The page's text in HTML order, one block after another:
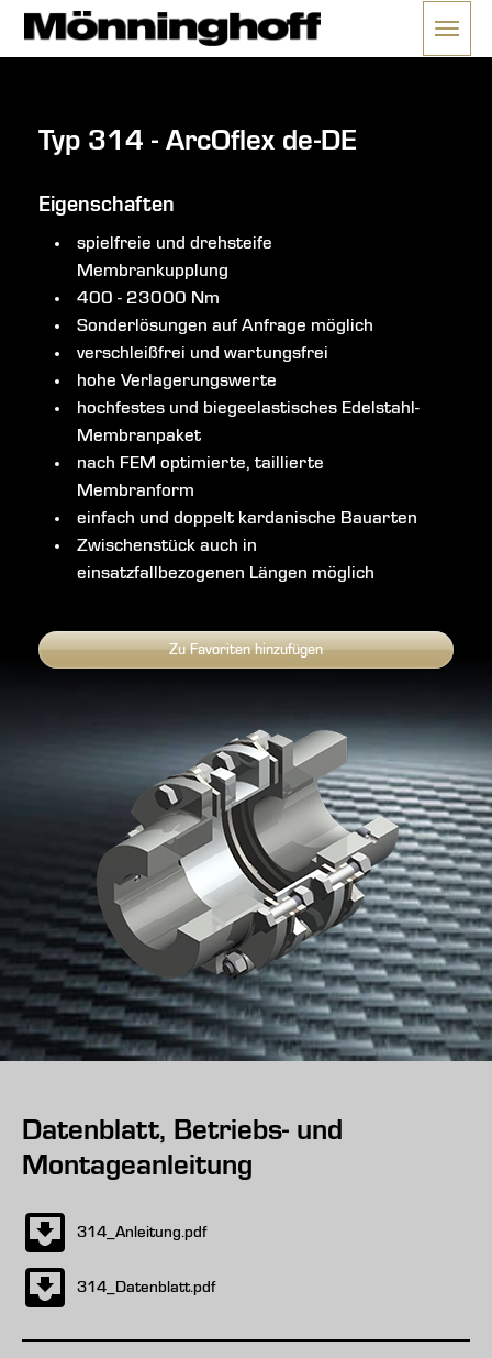
Menü
Typ 314 - ArcOflex de-DE
Eigenschaften
spielfreie und drehsteife
Membrankupplung
400 - 23000 Nm
Sonderlösungen auf Anfrage möglich
verschleißfrei und wartungsfrei
hohe Verlagerungswerte
hochfestes und biegeelastisches Edelstahl-
Membranpaket
nach FEM optimierte, taillierte
Membranform
einfach und doppelt kardanische Bauarten
Zwischenstück auch in
einsatzfallbezogenen Längen möglich
Zu Favoriten hinzufügen
Datenblatt, Betriebs- und
Montageanleitung
314_Anleitung.pdf
314_Datenblatt.pdf